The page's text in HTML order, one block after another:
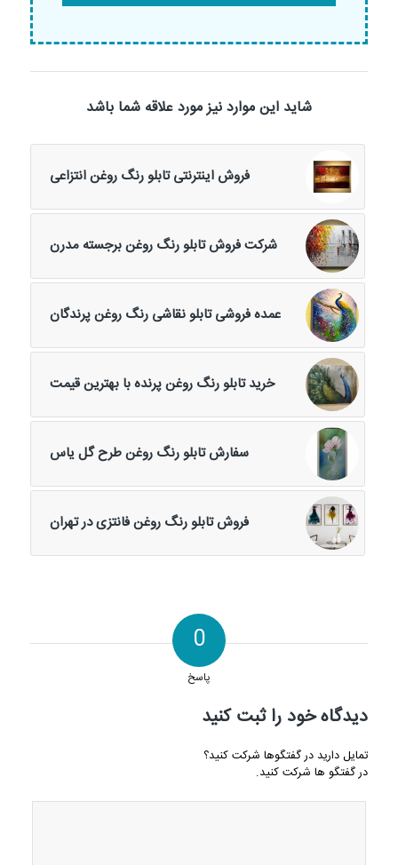
شاید این موارد نیز مورد علاقه شما باشد
فروش اینترنتی تابلو رنگ روغن انتزاعی
شرکت فروش تابلو رنگ روغن برجسته مدرن
عمده فروشی تابلو نقاشی رنگ روغن پرندگان
خرید تابلو رنگ روغن پرنده با بهترین قیمت
سفارش تابلو رنگ روغن طرح گل یاس
فروش تابلو رنگ روغن فانتزی در تهران
0
پاسخ
دیدگاه خود را ثبت کنید
تمایل دارید در گفتگوها شرکت کنید؟
در گفتگو ها شرکت کنید.